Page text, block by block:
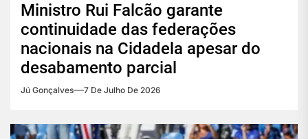
Ministro Rui Falcão garante
continuidade das federações
nacionais na Cidadela apesar do
desabamento parcial
Jú Gonçalves 7 De Julho De 2026